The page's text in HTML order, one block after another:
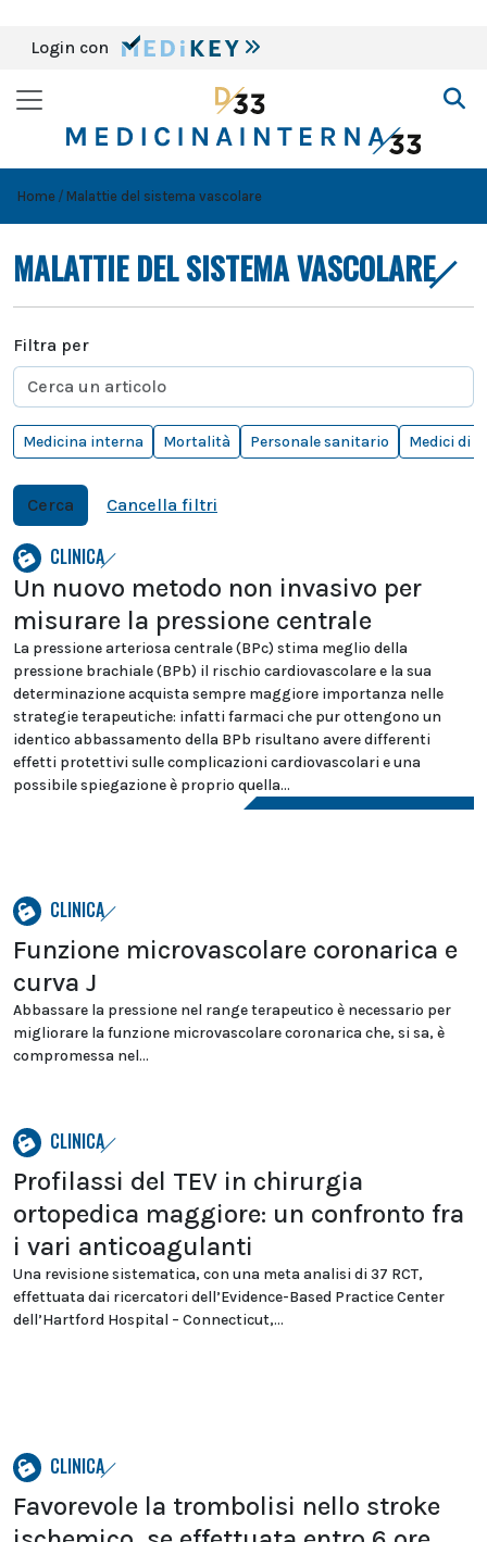
Login con
Home Malattie del sistema vascolare
MALATTIE DEL SISTEMA VASCOLARE
Filtra per
Medicina interna Mortalità Personale sanitario Medici di
Cerca Cancella filtri
CLINICA
Un nuovo metodo non invasivo per
misurare la pressione centrale
La pressione arteriosa centrale (BPc) stima meglio della
pressione brachiale (BPb) il rischio cardiovascolare e la sua
determinazione acquista sempre maggiore importanza nelle
strategie terapeutiche: infatti farmaci che pur ottengono un
identico abbassamento della BPb risultano avere differenti
effetti protettivi sulle complicazioni cardiovascolari e una
possibile spiegazione è proprio quella...
CLINICA
Funzione microvascolare coronarica e
curva J
Abbassare la pressione nel range terapeutico è necessario per
migliorare la funzione microvascolare coronarica che, si sa, è
compromessa nel...
CLINICA
Profilassi del TEV in chirurgia
ortopedica maggiore: un confronto fra
i vari anticoagulanti
Una revisione sistematica, con una meta analisi di 37 RCT,
effettuata dai ricercatori dell’Evidence-Based Practice Center
dell’Hartford Hospital – Connecticut,...
CLINICA
Favorevole la trombolisi nello stroke